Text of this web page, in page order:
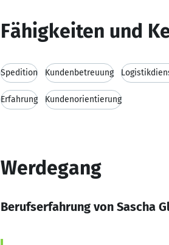
Fähigkeiten und
Spedition Kundenbetreuung
Erfahrung Kundenorientierung
Werdegang
Berufserfahrung von Sascha